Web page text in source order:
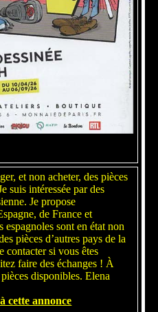
et non acheter, des pièces
suis intéressée par des
Je propose
de France et
espagnoles sont en état non
pièces d’autres pays de la
contacter si vous êtes
faire des échanges ! À
disponibles. Elena
cette annonce